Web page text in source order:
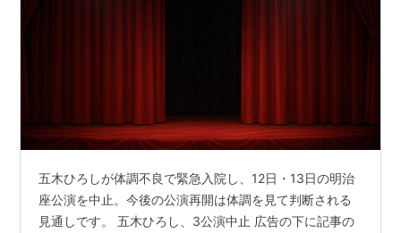
五木ひろしが体調不良で緊急入院し、12日・13日の明治
座公演を中止。今後の公演再開は体調を見て判断される
見通しです。 五木ひろし、3公演中止 広告の下に記事の